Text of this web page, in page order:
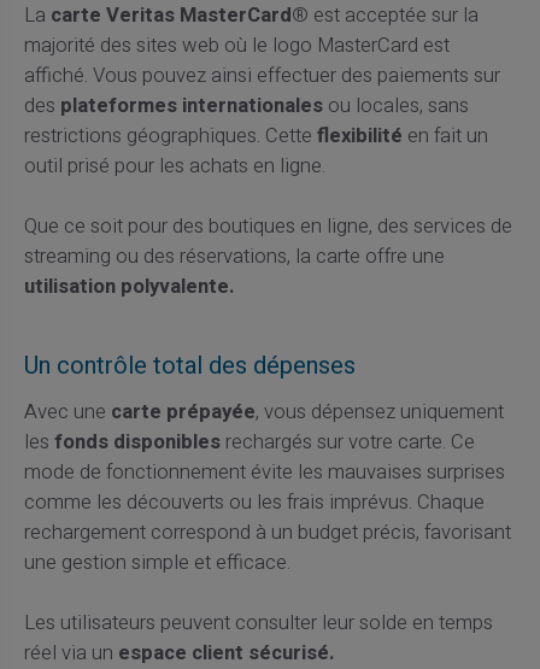
La carte Veritas MasterCard® est acceptée sur la
majorité des sites web où le logo MasterCard est
affiché. Vous pouvez ainsi effectuer des paiements sur
des plateformes internationalesou locales, sans
restrictions géographiques. Cette flexibilité en fait un
outil prisé pour les achats en ligne.
Que ce soit pour des boutiques en ligne, des services de
streaming ou des réservations, la carte offre une
utilisation polyvalente.
Un contrôle total des dépenses
Avec une carte prépayée, vous dépensez uniquement
les fonds disponiblesrechargés sur votre carte. Ce
mode de fonctionnement évite les mauvaises surprises
comme les découverts ou les frais imprévus. Chaque
rechargement correspond à un budget précis, favorisant
une gestion simple et efficace.
Les utilisateurs peuvent consulter leur solde en temps
réel via un espace client sécurisé.